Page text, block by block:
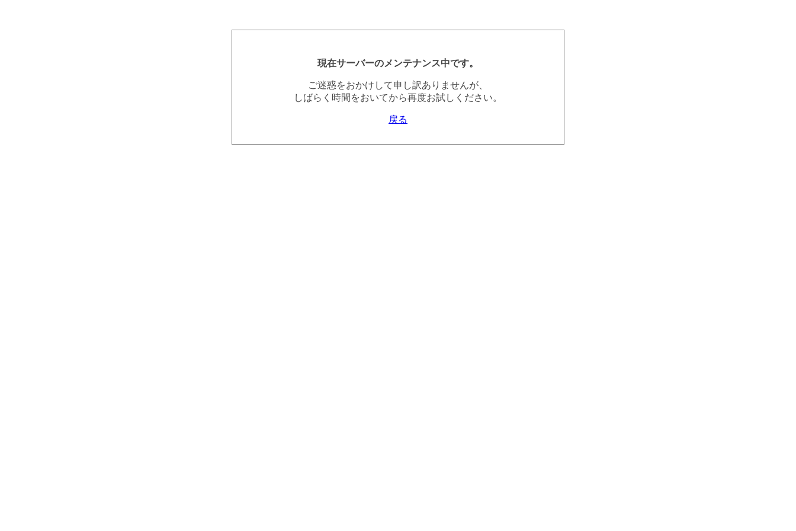
現在サーバーのメンテナンス中です。
ご迷惑をおかけして申し訳ありませんが、
しばらく時間をおいてから再度お試しください。
戻る